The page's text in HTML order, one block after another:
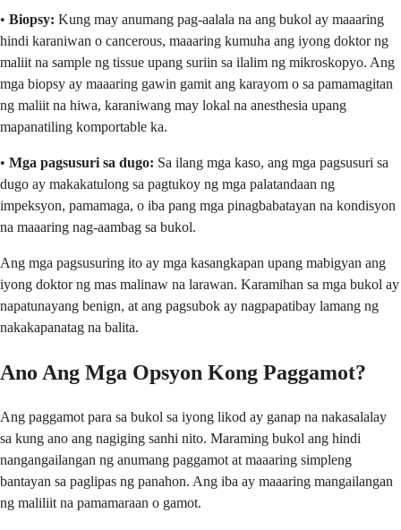
• Biopsy: Kung may anumang pag-aalala na ang bukol ay maaaring
hindi karaniwan o cancerous, maaaring kumuha ang iyong doktor ng
maliit na sample ng tissue upang suriin sa ilalim ng mikroskopyo. Ang
mga biopsy ay maaaring gawin gamit ang karayom o sa pamamagitan
ng maliit na hiwa, karaniwang may lokal na anesthesia upang
mapanatiling komportable ka.
• Mga pagsusuri sa dugo: Sa ilang mga kaso, ang mga pagsusuri sa
dugo ay makakatulong sa pagtukoy ng mga palatandaan ng
impeksyon, pamamaga, o iba pang mga pinagbabatayan na kondisyon
na maaaring nag-aambag sa bukol.
Ang mga pagsusuring ito ay mga kasangkapan upang mabigyan ang
iyong doktor ng mas malinaw na larawan. Karamihan sa mga bukol ay
napatunayang benign, at ang pagsubok ay nagpapatibay lamang ng
nakakapanatag na balita.
Ano Ang Mga Opsyon Kong Paggamot?
Ang paggamot para sa bukol sa iyong likod ay ganap na nakasalalay
sa kung ano ang nagiging sanhi nito. Maraming bukol ang hindi
nangangailangan ng anumang paggamot at maaaring simpleng
bantayan sa paglipas ng panahon. Ang iba ay maaaring mangailangan
ng maliliit na pamamaraan o gamot.